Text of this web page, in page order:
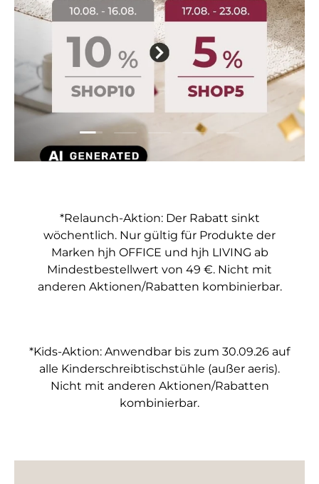
Folie laden 1 von 5
Folie laden 2 von 5
Folie laden 3 von 5
Folie laden 4 von 5
Folie laden 5
*Relaunch-Aktion: Der Rabatt sinkt
wöchentlich. Nur gültig für Produkte der
Marken hjh OFFICE und hjh LIVING ab
Mindestbestellwert von 49 €. Nicht mit
anderen Aktionen/Rabatten kombinierbar.
*Kids-Aktion: Anwendbar bis zum 30.09.26 auf
alle Kinderschreibtischstühle (außer aeris).
Nicht mit anderen Aktionen/Rabatten
kombinierbar.